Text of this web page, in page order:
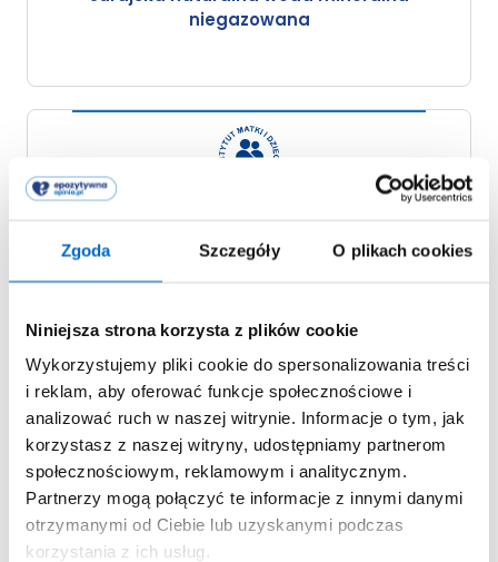
Zgoda Szczegóły O plikach cookies
Niniejsza strona korzysta z plików cookie
Wykorzystujemy pliki cookie do spersonalizowania treści
i reklam, aby oferować funkcje społecznościowe i
analizować ruch w naszej witrynie. Informacje o tym, jak
korzystasz z naszej witryny, udostępniamy partnerom
społecznościowym, reklamowym i analitycznym.
Partnerzy mogą połączyć te informacje z innymi danymi
otrzymanymi od Ciebie lub uzyskanymi podczas
korzystania z ich usług.
niegazowana